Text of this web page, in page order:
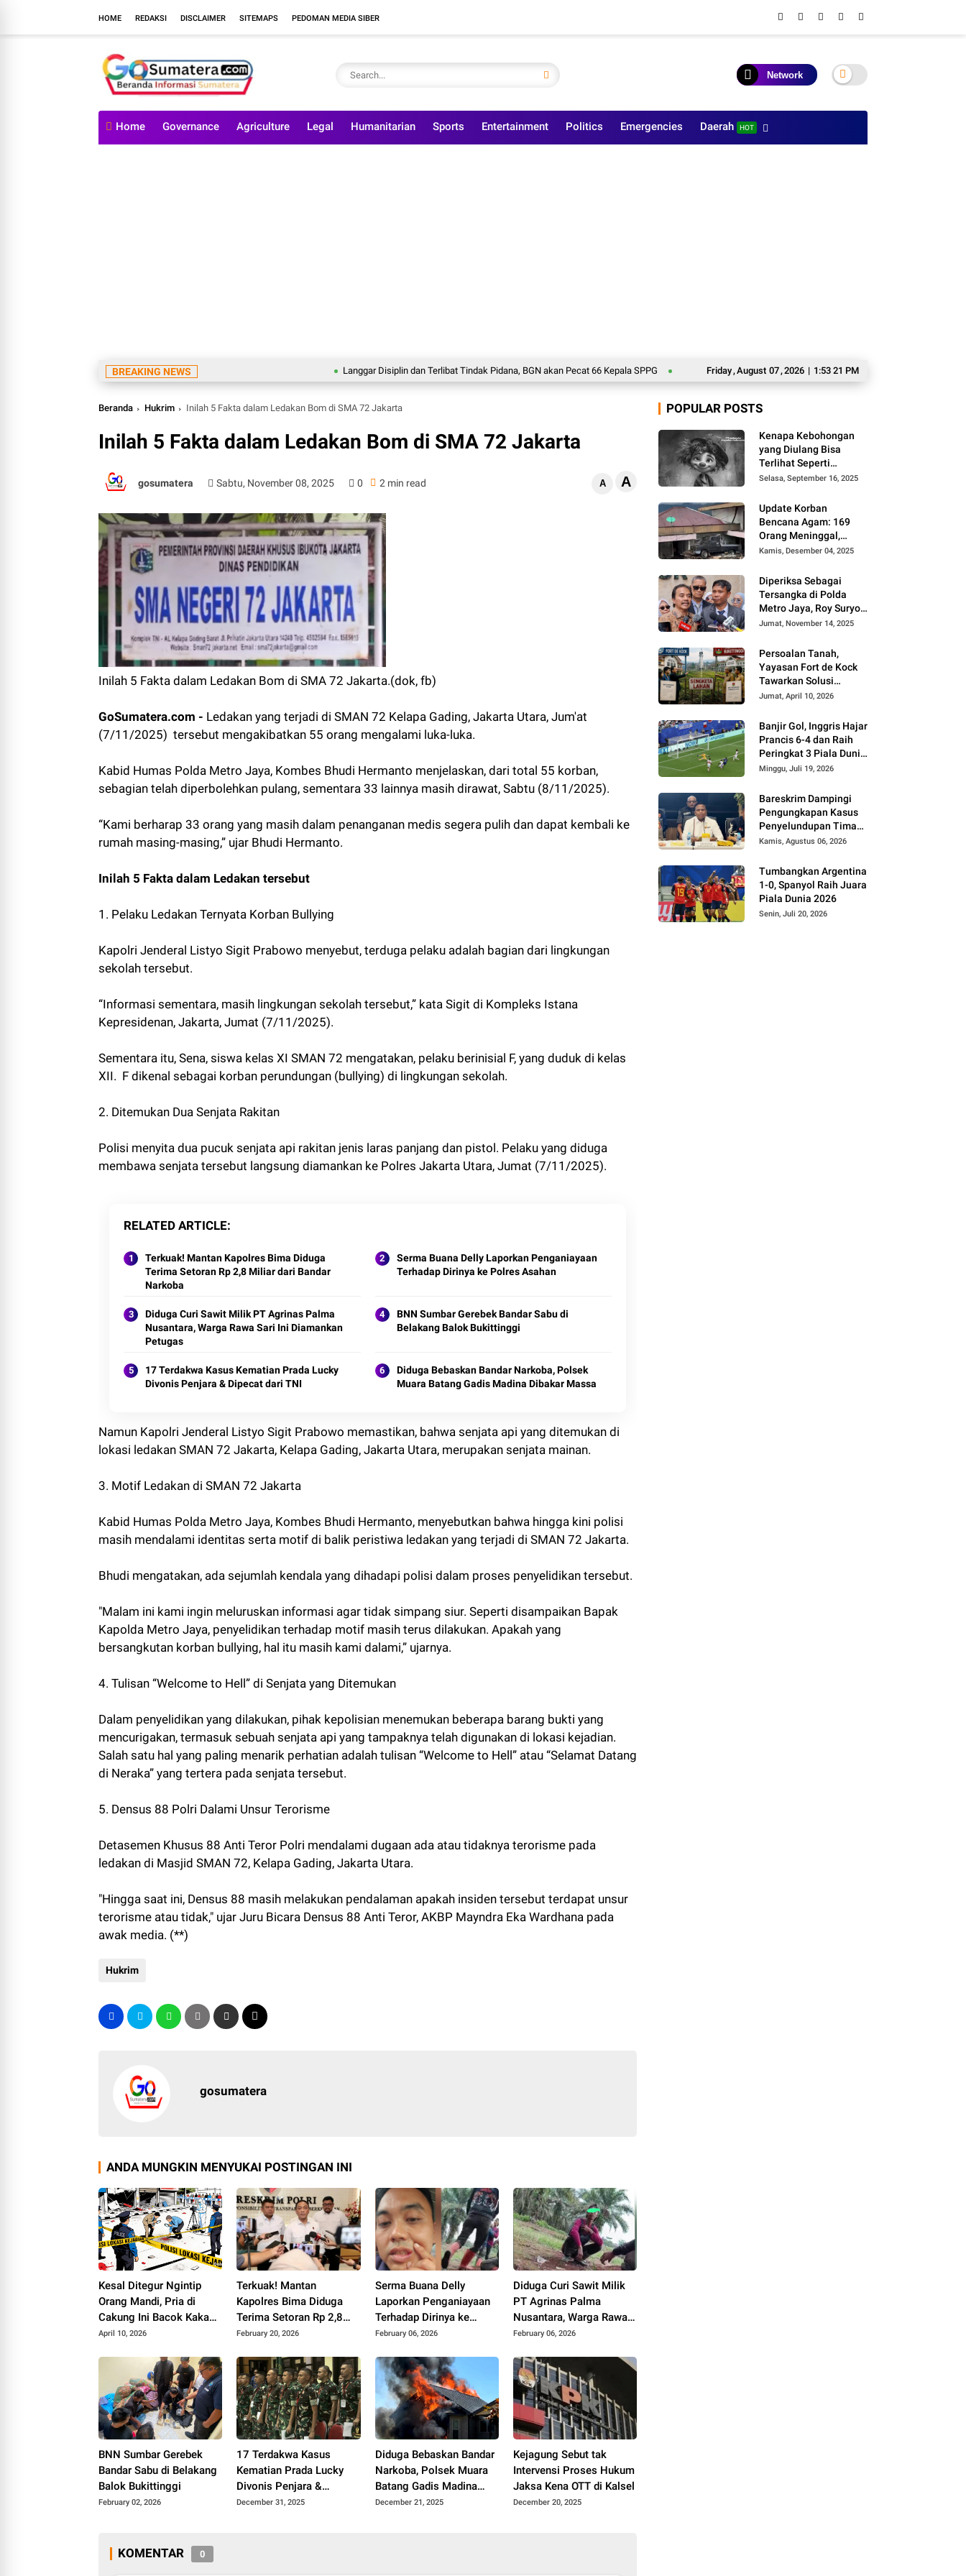
HOME REDAKSI DISCLAIMER SITEMAPS PEDOMAN MEDIA SIBER
Network
Home Governance Agriculture Legal Humanitarian Sports Entertainment Politics Emergencies Daerah HOT
Friday,August 07,2026 | 1:53 22 PM
BREAKING NEWS Langgar Disiplin dan Terlibat Tindak Pidana, BGN akan Pecat 66 Kepala SPPG Inilah Prakiraan Cuaca BMKG Jumat, 7 Agustus 2026: Sejumlah Wilayah
Beranda Hukrim Inilah 5 Fakta dalam Ledakan Bom di SMA 72 Jakarta
Inilah 5 Fakta dalam Ledakan Bom di SMA 72 Jakarta
gosumatera Sabtu, November 08, 2025 0 2 min read A A
Inilah 5 Fakta dalam Ledakan Bom di SMA 72 Jakarta.(dok, fb)
GoSumatera.com - Ledakan yang terjadi di SMAN 72 Kelapa Gading, Jakarta Utara, Jum'at
(7/11/2025) tersebut mengakibatkan 55 orang mengalami luka-luka.
Kabid Humas Polda Metro Jaya, Kombes Bhudi Hermanto menjelaskan, dari total 55 korban,
sebagian telah diperbolehkan pulang, sementara 33 lainnya masih dirawat, Sabtu (8/11/2025).
“Kami berharap 33 orang yang masih dalam penanganan medis segera pulih dan dapat kembali ke
rumah masing-masing,” ujar Bhudi Hermanto.
Inilah 5 Fakta dalam Ledakan tersebut
1. Pelaku Ledakan Ternyata Korban Bullying
Kapolri Jenderal Listyo Sigit Prabowo menyebut, terduga pelaku adalah bagian dari lingkungan
sekolah tersebut.
“Informasi sementara, masih lingkungan sekolah tersebut,” kata Sigit di Kompleks Istana
Kepresidenan, Jakarta, Jumat (7/11/2025).
Sementara itu, Sena, siswa kelas XI SMAN 72 mengatakan, pelaku berinisial F, yang duduk di kelas
XII. F dikenal sebagai korban perundungan (bullying) di lingkungan sekolah.
2. Ditemukan Dua Senjata Rakitan
Polisi menyita dua pucuk senjata api rakitan jenis laras panjang dan pistol. Pelaku yang diduga
membawa senjata tersebut langsung diamankan ke Polres Jakarta Utara, Jumat (7/11/2025).
RELATED ARTICLE
Terkuak! Mantan Kapolres Bima Diduga
Terima Setoran Rp 2,8 Miliar dari Bandar
Narkoba
Serma Buana Delly Laporkan Penganiayaan
Terhadap Dirinya ke Polres Asahan
Diduga Curi Sawit Milik PT Agrinas Palma
Nusantara, Warga Rawa Sari Ini Diamankan
Petugas
BNN Sumbar Gerebek Bandar Sabu di
Belakang Balok Bukittinggi
17 Terdakwa Kasus Kematian Prada Lucky
Divonis Penjara & Dipecat dari TNI
Diduga Bebaskan Bandar Narkoba, Polsek
Muara Batang Gadis Madina Dibakar Massa
Namun Kapolri Jenderal Listyo Sigit Prabowo memastikan, bahwa senjata api yang ditemukan di
lokasi ledakan SMAN 72 Jakarta, Kelapa Gading, Jakarta Utara, merupakan senjata mainan.
3. Motif Ledakan di SMAN 72 Jakarta
Kabid Humas Polda Metro Jaya, Kombes Bhudi Hermanto, menyebutkan bahwa hingga kini polisi
masih mendalami identitas serta motif di balik peristiwa ledakan yang terjadi di SMAN 72 Jakarta.
Bhudi mengatakan, ada sejumlah kendala yang dihadapi polisi dalam proses penyelidikan tersebut.
"Malam ini kami ingin meluruskan informasi agar tidak simpang siur. Seperti disampaikan Bapak
Kapolda Metro Jaya, penyelidikan terhadap motif masih terus dilakukan. Apakah yang
bersangkutan korban bullying, hal itu masih kami dalami,” ujarnya.
4. Tulisan “Welcome to Hell” di Senjata yang Ditemukan
Dalam penyelidikan yang dilakukan, pihak kepolisian menemukan beberapa barang bukti yang
mencurigakan, termasuk sebuah senjata api yang tampaknya telah digunakan di lokasi kejadian.
Salah satu hal yang paling menarik perhatian adalah tulisan “Welcome to Hell” atau “Selamat Datang
di Neraka” yang tertera pada senjata tersebut.
5. Densus 88 Polri Dalami Unsur Terorisme
Detasemen Khusus 88 Anti Teror Polri mendalami dugaan ada atau tidaknya terorisme pada
ledakan di Masjid SMAN 72, Kelapa Gading, Jakarta Utara.
"Hingga saat ini, Densus 88 masih melakukan pendalaman apakah insiden tersebut terdapat unsur
terorisme atau tidak," ujar Juru Bicara Densus 88 Anti Teror, AKBP Mayndra Eka Wardhana pada
awak media. (**)
Hukrim
gosumatera
ANDA MUNGKIN MENYUKAI POSTINGAN INI
Kesal Ditegur Ngintip
Orang Mandi, Pria di
Cakung Ini Bacok Kakak
Kandungnya
April 10, 2026
Terkuak! Mantan
Kapolres Bima Diduga
Terima Setoran Rp 2,8
Miliar dari Bandar
February 20, 2026
Serma Buana Delly
Laporkan Penganiayaan
Terhadap Dirinya ke
Polres Asahan
February 06, 2026
Diduga Curi Sawit Milik
PT Agrinas Palma
Nusantara, Warga Rawa
Sari Ini Diamankan
February 06, 2026
BNN Sumbar Gerebek
Bandar Sabu di Belakang
Balok Bukittinggi
February 02, 2026
17 Terdakwa Kasus
Kematian Prada Lucky
Divonis Penjara &
Dipecat dari TNI
December 31, 2025
Diduga Bebaskan Bandar
Narkoba, Polsek Muara
Batang Gadis Madina
Dibakar Massa
December 21, 2025
Kejagung Sebut tak
Intervensi Proses Hukum
Jaksa Kena OTT di Kalsel
December 20, 2025
KOMENTAR 0
POPULAR POSTS
Kenapa Kebohongan
yang Diulang Bisa
Terlihat Seperti
Kebenaran, Ini
Selasa, September 16, 2025
Update Korban
Bencana Agam: 169
Orang Meninggal,
Belum Ditemukan 86
Kamis, Desember 04, 2025
Diperiksa Sebagai
Tersangka di Polda
Metro Jaya, Roy Suryo
Cs Tidak Ditahan
Jumat, November 14, 2025
Persoalan Tanah,
Yayasan Fort de Kock
Tawarkan Solusi
Alternatif Kepada
Jumat, April 10, 2026
Banjir Gol, Inggris Hajar
Prancis 6-4 dan Raih
Peringkat 3 Piala Dunia
2026
Minggu, Juli 19, 2026
Bareskrim Dampingi
Pengungkapan Kasus
Penyelundupan Timah
dari Babel ke Malaysia
Kamis, Agustus 06, 2026
Tumbangkan Argentina
1-0, Spanyol Raih Juara
Piala Dunia 2026
Senin, Juli 20, 2026